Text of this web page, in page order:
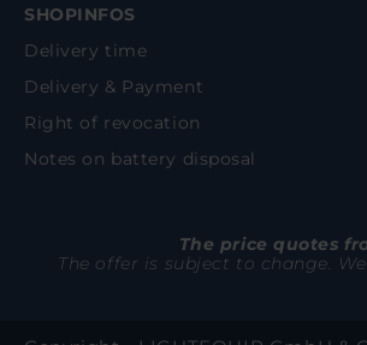
SHOPINFOS
Delivery time
Delivery & Payment
Right of revocation
Notes on battery disposal
The price quotes
The offer is subject to change.